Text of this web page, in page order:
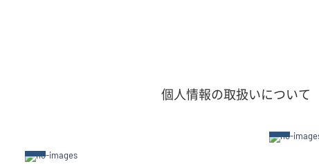
個人情報の取扱いについて